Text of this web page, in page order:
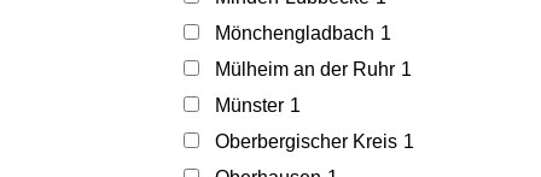
Mönchengladbach 1
Mülheim an der Ruhr 1
Münster 1
Oberbergischer Kreis 1